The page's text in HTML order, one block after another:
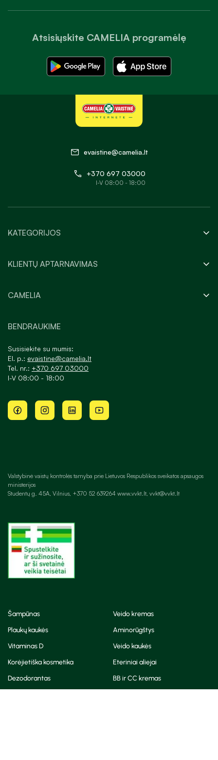
Atsisiųskite CAMELIA programėlę
evaistine@camelia.lt
+370 697 03000
I-V 08:00 - 18:00
KATEGORIJOS
KLIENTŲ APTARNAVIMAS
CAMELIA
BENDRAUKIME
Susisiekite su mumis:
El. p.: evaistine@camelia.lt
Tel. nr.: +370 697 03000
I-V 08:00 - 18:00
Valstybinė vaistų kontrolės tarnyba prie Lietuvos Respublikos sveikatos apsaugos
ministerijos
Studentų g. 45A, Vilnius, +370 52 639264 www.vvkt.lt, vvkt@vvkt.lt
Šampūnas
Veido kremas
Plaukų kaukės
Aminorūgštys
Vitaminas D
Veido kaukės
Korėjietiška kosmetika
Eteriniai aliejai
Dezodorantas
BB ir CC kremas